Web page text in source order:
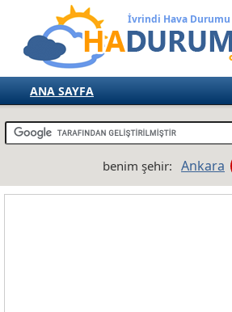
İvrindi Hava Durumu
ANA SAYFA
TÜRKİYE
AVRUPA
benim şehir: Ankara